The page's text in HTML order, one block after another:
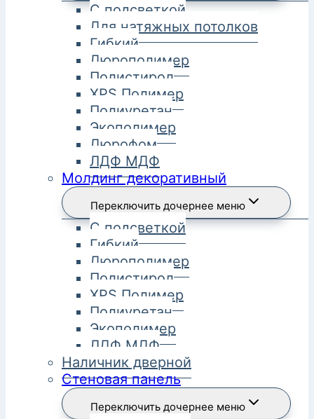
С подсветкой
Для натяжных потолков
Гибкий
Дюрополимер
Полистирол
XPS Полимер
Полиуретан
Экополимер
Дюрофом
ЛДФ МДФ
Молдинг декоративный
Переключить дочернее меню
С подсветкой
Гибкий
Дюрополимер
Полистирол
XPS Полимер
Полиуретан
Экополимер
ЛДФ МДФ
Наличник дверной
Стеновая панель
Переключить дочернее меню